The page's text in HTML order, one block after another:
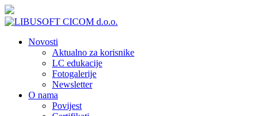
Novosti
Aktualno za korisnike
LC edukacije
Fotogalerije
Newsletter
O nama
Povijest